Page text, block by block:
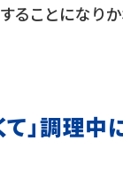
ることになり
て」調理